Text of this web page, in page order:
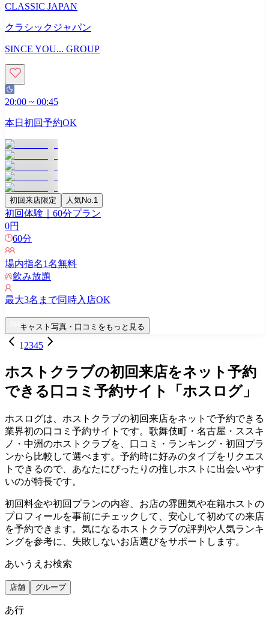
CLASSIC JAPAN
クラシックジャパン
SINCE YOU... GROUP
20:00 ~ 00:45
本日初回予約OK
初回来店限定 人気No.1
初回体験｜60分プラン
0円
60分
場内指名1名無料
飲み放題
最大3名まで同時入店OK
キャスト写真・口コミをもっと見る
1 2345
ホストクラブの初回来店をネット予約
できる口コミ予約サイト「ホスログ」
ホスログは、ホストクラブの初回来店をネットで予約できる
業界初の口コミ予約サイトです。歌舞伎町・名古屋・ススキ
ノ・中洲のホストクラブを、口コミ・ランキング・初回プラ
ンから比較して選べます。予約時に好みのタイプをリクエス
トできるので、あなたにぴったりの推しホストに出会いやす
いのが特長です。
初回料金や初回プランの内容、お店の雰囲気や在籍ホストの
プロフィールを事前にチェックして、安心して初めての来店
を予約できます。気になるホストクラブの評判や人気ランキ
ングを参考に、失敗しないお店選びをサポートします。
あいうえお検索
店舗 グループ
あ行